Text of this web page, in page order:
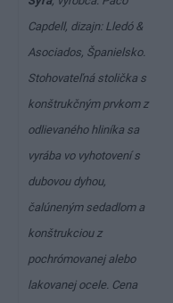
Capdell, dizajn: Lledó &
Asociados, Španielsko.
Stohovateľná stolička s
konštrukčným prvkom z
odlievaného hliníka sa
vyrába vo vyhotovení s
dubovou dyhou,
čalúneným sedadlom a
konštrukciou z
pochrómovanej alebo
lakovanej ocele. Cena